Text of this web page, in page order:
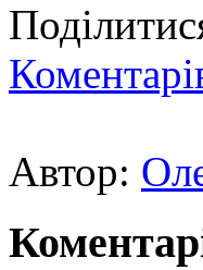
Автор: